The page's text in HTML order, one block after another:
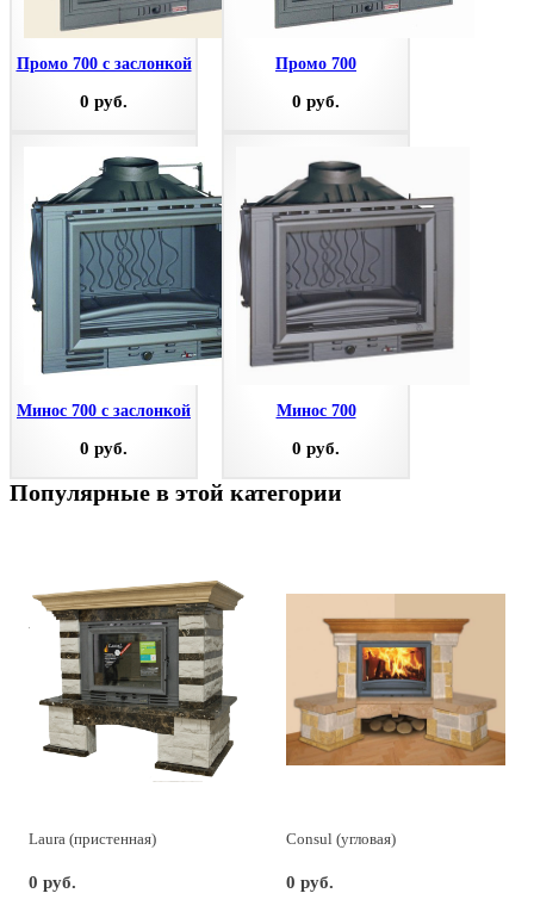
Промо 700 с заслонкой
0 руб.
Промо 700
0 руб.
Минос 700 с заслонкой
0 руб.
Минос 700
0 руб.
Популярные в этой категории
Laura (пристенная)
0 руб.
Consul (угловая)
0 руб.